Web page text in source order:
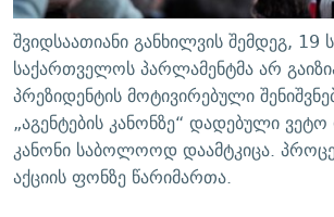
ПРИВЕТ ᲙᲣᲚᲢᲣᲠᲐ
შვიდსაათიანი განხილვის შემდეგ, 19
საქართველოს პარლამენტმა არ
პრეზიდენტის მოტივირებული
„აგენტების კანონზე“ დადებული
კანონი საბოლოოდ დაამტკიცა.
აქციის ფონზე წარიმართა.